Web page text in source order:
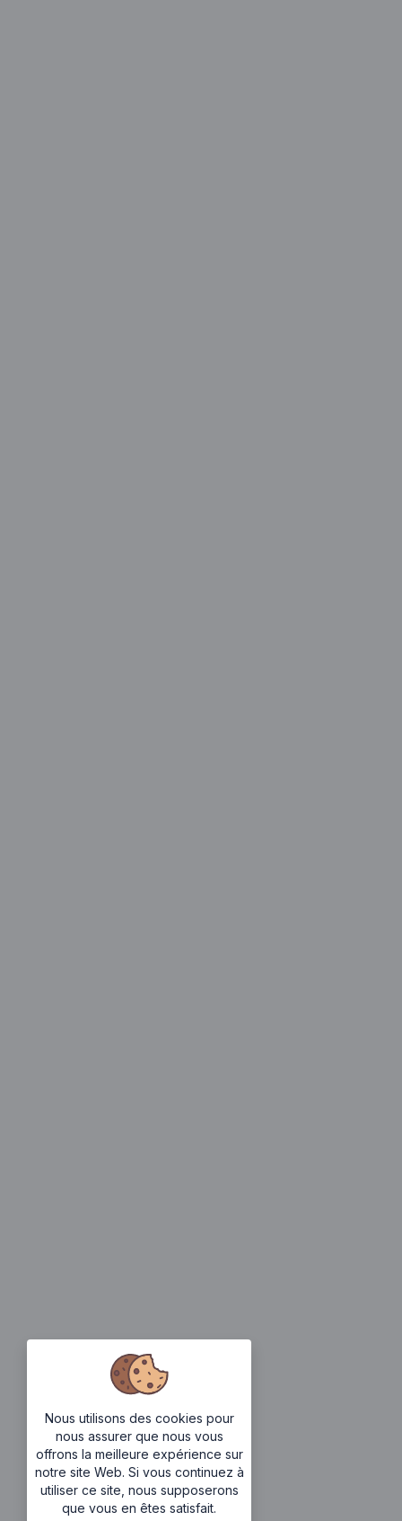
Nous utilisons des cookies pour
nous assurer que nous vous
offrons la meilleure expérience sur
notre site Web. Si vous continuez à
utiliser ce site, nous supposerons
que vous en êtes satisfait.